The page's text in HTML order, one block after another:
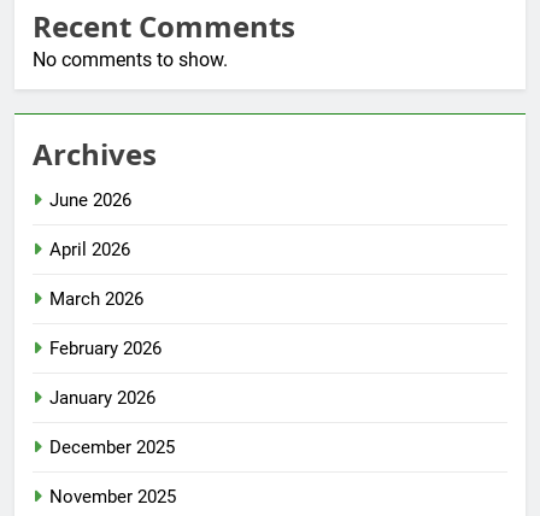
Recent Comments
No comments to show.
Archives
June 2026
April 2026
March 2026
February 2026
January 2026
December 2025
November 2025